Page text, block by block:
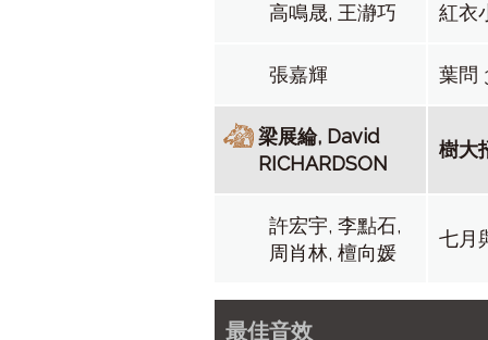
高鳴晟, 王瀞巧 紅衣
張嘉輝 葉問
梁展綸, David
RICHARDSON
樹大
許宏宇, 李點石,
周肖林, 檀向媛
七月
最佳音效